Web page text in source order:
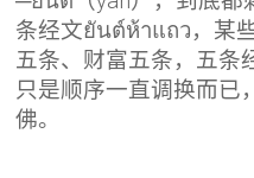
条经文ยันต์ห้าแถว，某
五条、财富五条，五条
只是顺序一直调换而已
佛。